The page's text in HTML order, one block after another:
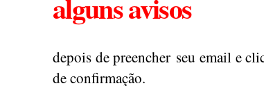
depois de preencher seu email e
de confirmação.